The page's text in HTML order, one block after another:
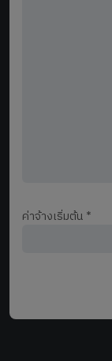
ค่าจ้างเริ่มต้น *